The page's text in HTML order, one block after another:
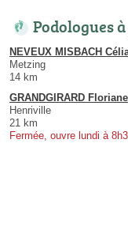
Podologues
NEVEUX MISBACH
Metzing
14 km
GRANDGIRARD Floriane
Henriville
21 km
Fermée, ouvre lundi à